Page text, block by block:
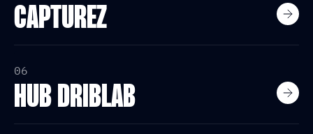
CAPTUREZ
06
HUB DRIBLAB